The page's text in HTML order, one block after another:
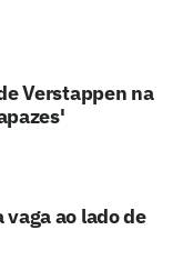
Verstappen na
vaga ao lado de